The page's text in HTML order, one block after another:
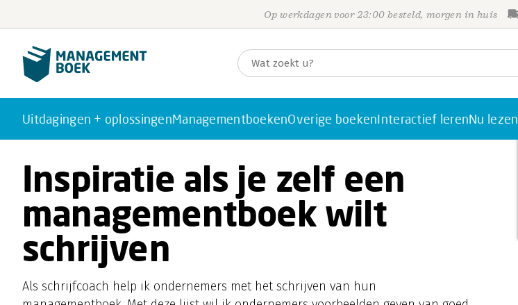
Op werkdagen voor 23:00 besteld, morgen in huis
Uitdagingen + oplossingenManagementboekenOverige boekenInteractief lerenNu lezen
Inspiratie als je zelf een
managementboek wilt
schrijven
Als schrijfcoach help ik ondernemers met het schrijven van hun